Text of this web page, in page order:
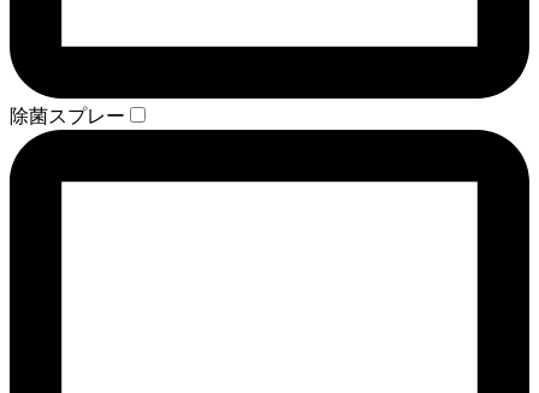
除菌スプレー